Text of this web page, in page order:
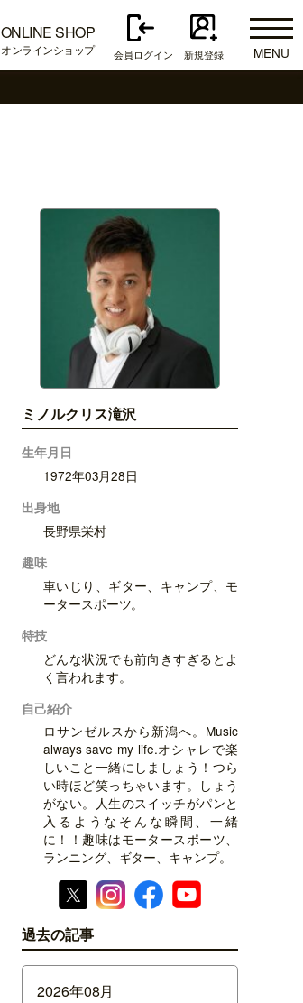
ONLINE SHOP
オンラインショップ 会員ログイン 新規登録
MENU
ミノルクリス滝沢
生年月日
1972年03月28日
出身地
長野県栄村
趣味
車いじり、ギター、キャンプ、モ
ータースポーツ。
特技
どんな状況でも前向きすぎるとよ
く言われます。
自己紹介
ロサンゼルスから新潟へ。Music
always save my life.オシャレで楽
しいこと一緒にしましょう！つら
い時ほど笑っちゃいます。しょう
がない。人生のスイッチがパンと
入るようなそんな瞬間、一緒
に！！趣味はモータースポーツ、
ランニング、ギター、キャンプ。
過去の記事
2026年08月